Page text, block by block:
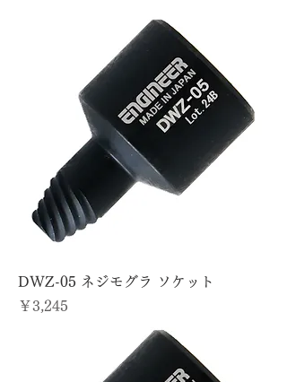
DWZ-05 ネジモグラ ソケット
価格
￥3,245